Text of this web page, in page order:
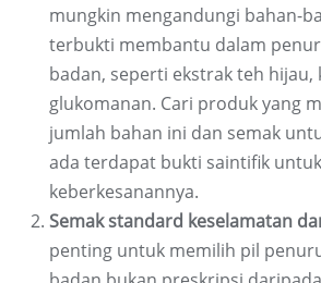
mungkin mengandungi bahan-
terbukti membantu dalam
badan, seperti ekstrak teh hijau,
glukomanan. Cari produk yang
jumlah bahan ini dan semak
ada terdapat bukti saintifik
keberkesanannya.
Semak standard keselamatan
penting untuk memilih pil